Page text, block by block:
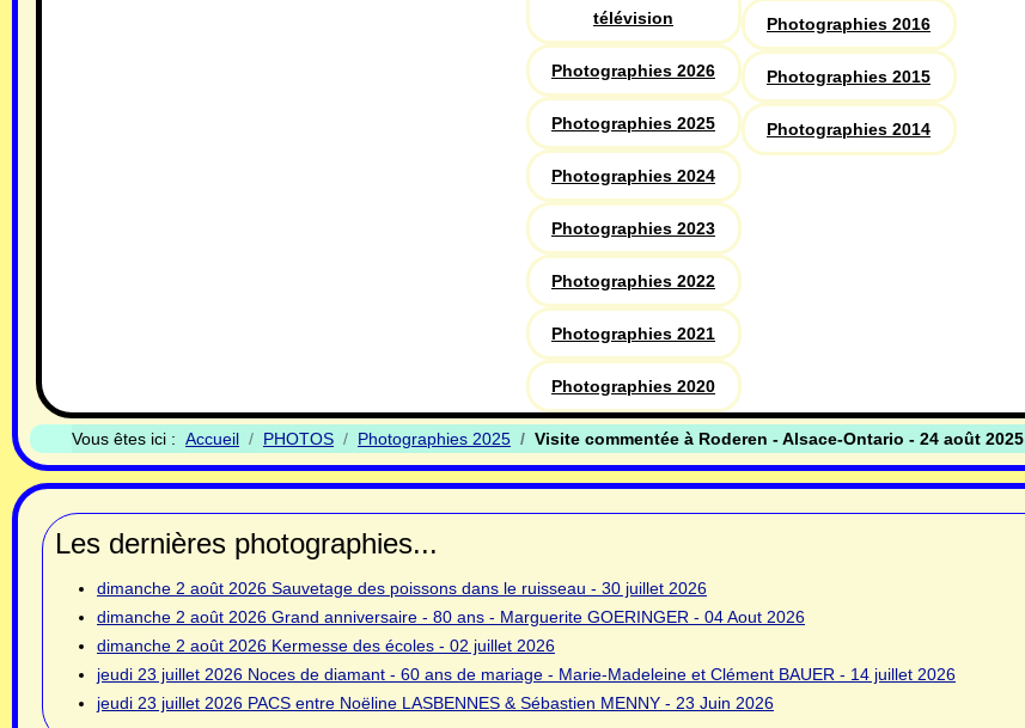
télévision
Photographies 2026
Photographies 2025
Photographies 2024
Photographies 2023
Photographies 2022
Photographies 2021
Photographies 2020
Photographies 2016
Photographies 2015
Photographies 2014
Vous êtes ici : Accueil PHOTOS Photographies 2025 Visite commentée à Roderen - Alsace-Ontario - 24 août 2025
Les dernières photographies...
dimanche 2 août 2026 Sauvetage des poissons dans le ruisseau - 30 juillet 2026
dimanche 2 août 2026 Grand anniversaire - 80 ans - Marguerite GOERINGER - 04 Aout 2026
dimanche 2 août 2026 Kermesse des écoles - 02 juillet 2026
jeudi 23 juillet 2026 Noces de diamant - 60 ans de mariage - Marie-Madeleine et Clément BAUER - 14 juillet 2026
jeudi 23 juillet 2026 PACS entre Noëline LASBENNES & Sébastien MENNY - 23 Juin 2026